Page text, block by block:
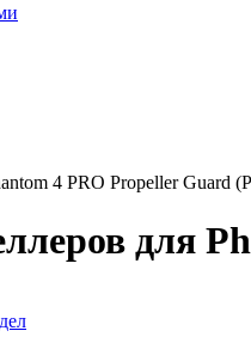
4 PRO Propeller Guard
для